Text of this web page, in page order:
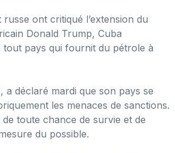
ont critiqué l’extension du
Donald Trump, Cuba
pays qui fournit du pétrole à
déclaré mardi que son pays se
les menaces de sanctions.
toute chance de survie et de
du possible.